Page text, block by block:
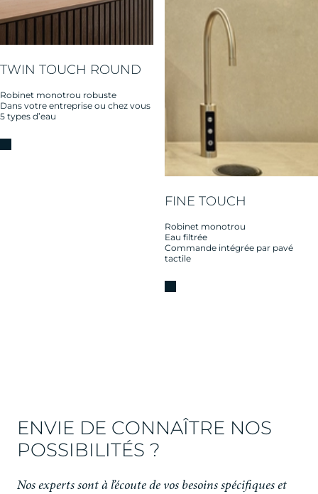
TWIN TOUCH ROUND
Robinet monotrou robuste
Dans votre entreprise ou chez vous
5 types d’eau
FINE TOUCH
Robinet monotrou
Eau filtrée
Commande intégrée par pavé
tactile
ENVIE DE CONNAÎTRE NOS
POSSIBILITÉS ?
Nos experts sont à l’écoute de vos besoins spécifiques et